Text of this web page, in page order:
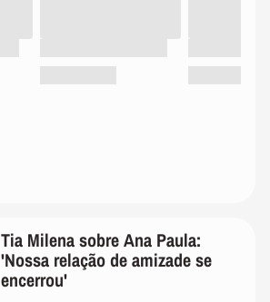
Tia Milena sobre Ana Paula:
'Nossa relação de amizade se
encerrou'